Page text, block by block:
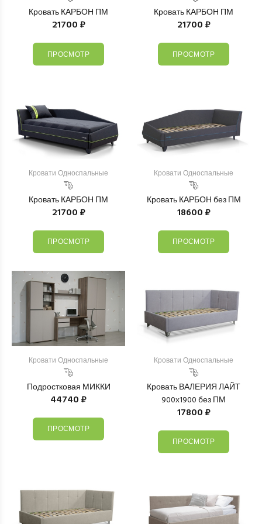
Кровать КАРБОН ПМ
21700 ₽
ПРОСМОТР
Кровать КАРБОН ПМ
21700 ₽
ПРОСМОТР
Кровати Односпальные
Кровать КАРБОН ПМ
21700 ₽
ПРОСМОТР
Кровати Односпальные
Кровать КАРБОН без ПМ
18600 ₽
ПРОСМОТР
Кровати Односпальные
Подростковая МИККИ
44740 ₽
ПРОСМОТР
Кровати Односпальные
Кровать ВАЛЕРИЯ ЛАЙТ
900х1900 без ПМ
17800 ₽
ПРОСМОТР